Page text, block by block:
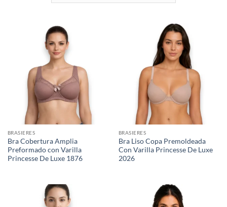
BRASIERES
Bra Cobertura Amplia
Preformado con Varilla
Princesse De Luxe 1876
BRASIERES
Bra Liso Copa Premoldeada
Con Varilla Princesse De Luxe
2026